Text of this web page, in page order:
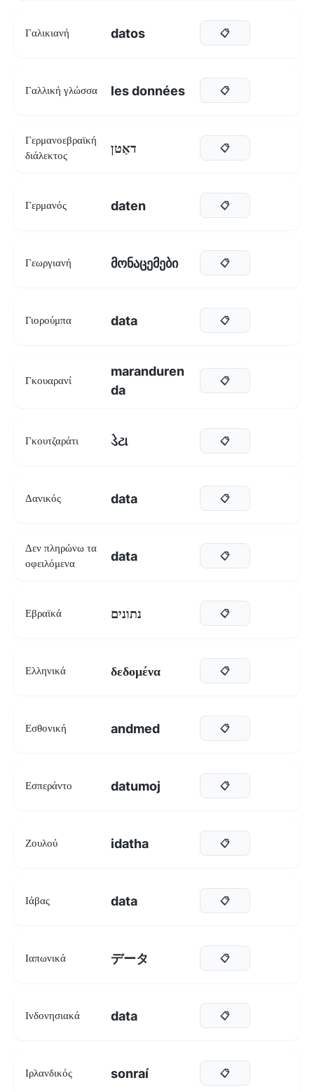
Γαλικιανή datos 📋
Γαλλική γλώσσα les données 📋
Γερμανοεβραϊκή
διάλεκτος
דאַטן 📋
Γερμανός daten 📋
Γεωργιανή მონაცემები 📋
Γιορούμπα data 📋
Γκουαρανί
maranduren
da
📋
Γκουτζαράτι ડેટા 📋
Δανικός data 📋
Δεν πληρώνω τα
οφειλόμενα
data 📋
Εβραϊκά נתונים 📋
Ελληνικά δεδομένα 📋
Εσθονική andmed 📋
Εσπεράντο datumoj 📋
Ζουλού idatha 📋
Ιάβας data 📋
Ιαπωνικά データ 📋
Ινδονησιακά data 📋
Ιρλανδικός sonraí 📋